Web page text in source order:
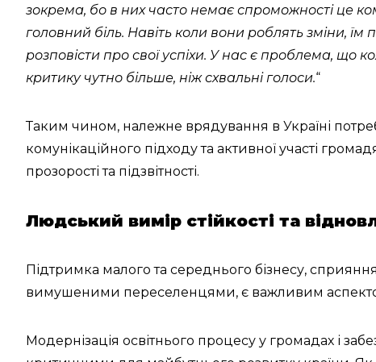
зокрема, бо в них часто немає спроможності це
головний біль. Навіть коли вони роблять зміни, їм
розповісти про свої успіхи. У нас є проблема, що
критику чутно більше, ніж схвальні голоси.“
Таким чином, належне врядування в Україні
комунікаційного підходу та активної участі
прозорості та підзвітності.
Людський вимір стійкості та
Підтримка малого та середнього бізнесу,
вимушеними переселенцями, є важливим
Модернізація освітнього процесу у громадах і